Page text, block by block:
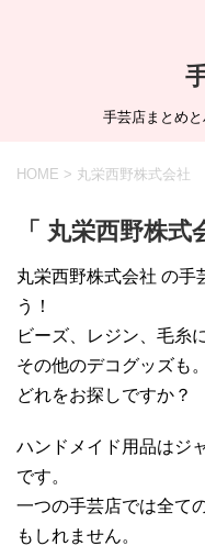
手芸店まとめ
HOME > 丸栄西野株式会社
「 丸栄西野株
丸栄西野株式会社 の手
う！
ビーズ、レジン、毛糸
その他のデコグッズも。
どれをお探しですか？
ハンドメイド用品はジ
です。
一つの手芸店では全て
もしれません。